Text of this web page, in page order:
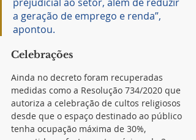
a geração de emprego e renda”,
apontou.
Celebrações
Ainda no decreto foram recuperadas
medidas como a Resolução 734/2020 que
autoriza a celebração de cultos religiosos
desde que o espaço destinado ao público
tenha ocupação máxima de 30%,